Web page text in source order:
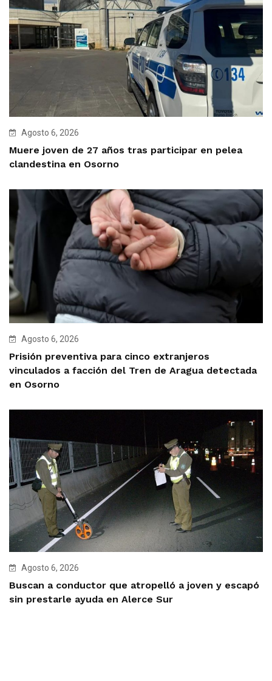
Agosto 6, 2026
Muere joven de 27 años tras participar en pelea
clandestina en Osorno
Agosto 6, 2026
Prisión preventiva para cinco extranjeros
vinculados a facción del Tren de Aragua detectada
en Osorno
Agosto 6, 2026
Buscan a conductor que atropelló a joven y escapó
sin prestarle ayuda en Alerce Sur